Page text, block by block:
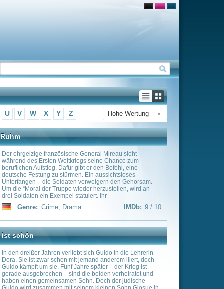
Hohe Wertung
Mireau sieht
Chance zum
den Befehl, eine
aussichtsloses
den Gehorsam.
herzustellen, wird an
Ihr
Dax) will vor dem
zurIMDb:9 / 10
Guido in die Lehrerin
anderem liiert, doch
– der Krieg ist
beiden verheiratet und
Doch der jüdische
kleinen Sohn Giosue in
IMDb:9 / 10